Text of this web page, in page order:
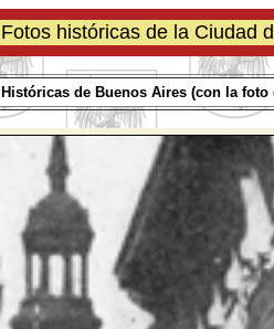
Fotos históricas de la Ciudad
de Buenos Aires (con la